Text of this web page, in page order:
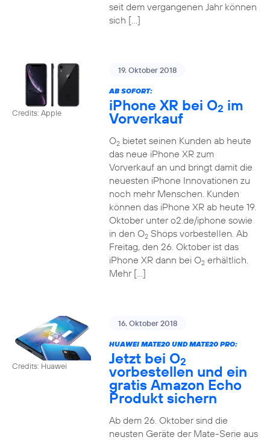
seit dem vergangenen Jahr können
sich […]
Credits: Apple
19. Oktober 2018
AB SOFORT:
iPhone XR bei O2 im
Vorverkauf
O2bietet seinen Kunden ab heute
das neue iPhone XR zum
Vorverkauf an und bringt damit die
neuesten iPhone Innovationen zu
noch mehr Menschen. Kunden
können das iPhone XR ab heute 19.
Oktober unter o2.de/iphone sowie
in den O2Shops vorbestellen. Ab
Freitag, den 26. Oktober ist das
iPhone XR dann bei O2erhältlich.
Mehr […]
Credits: Huawei
16. Oktober 2018
HUAWEI MATE20 UND MATE20 PRO:
Jetzt bei O2
vorbestellen und ein
gratis Amazon Echo
Produkt sichern
Ab dem 26. Oktober sind die
neusten Geräte der Mate-Serie aus